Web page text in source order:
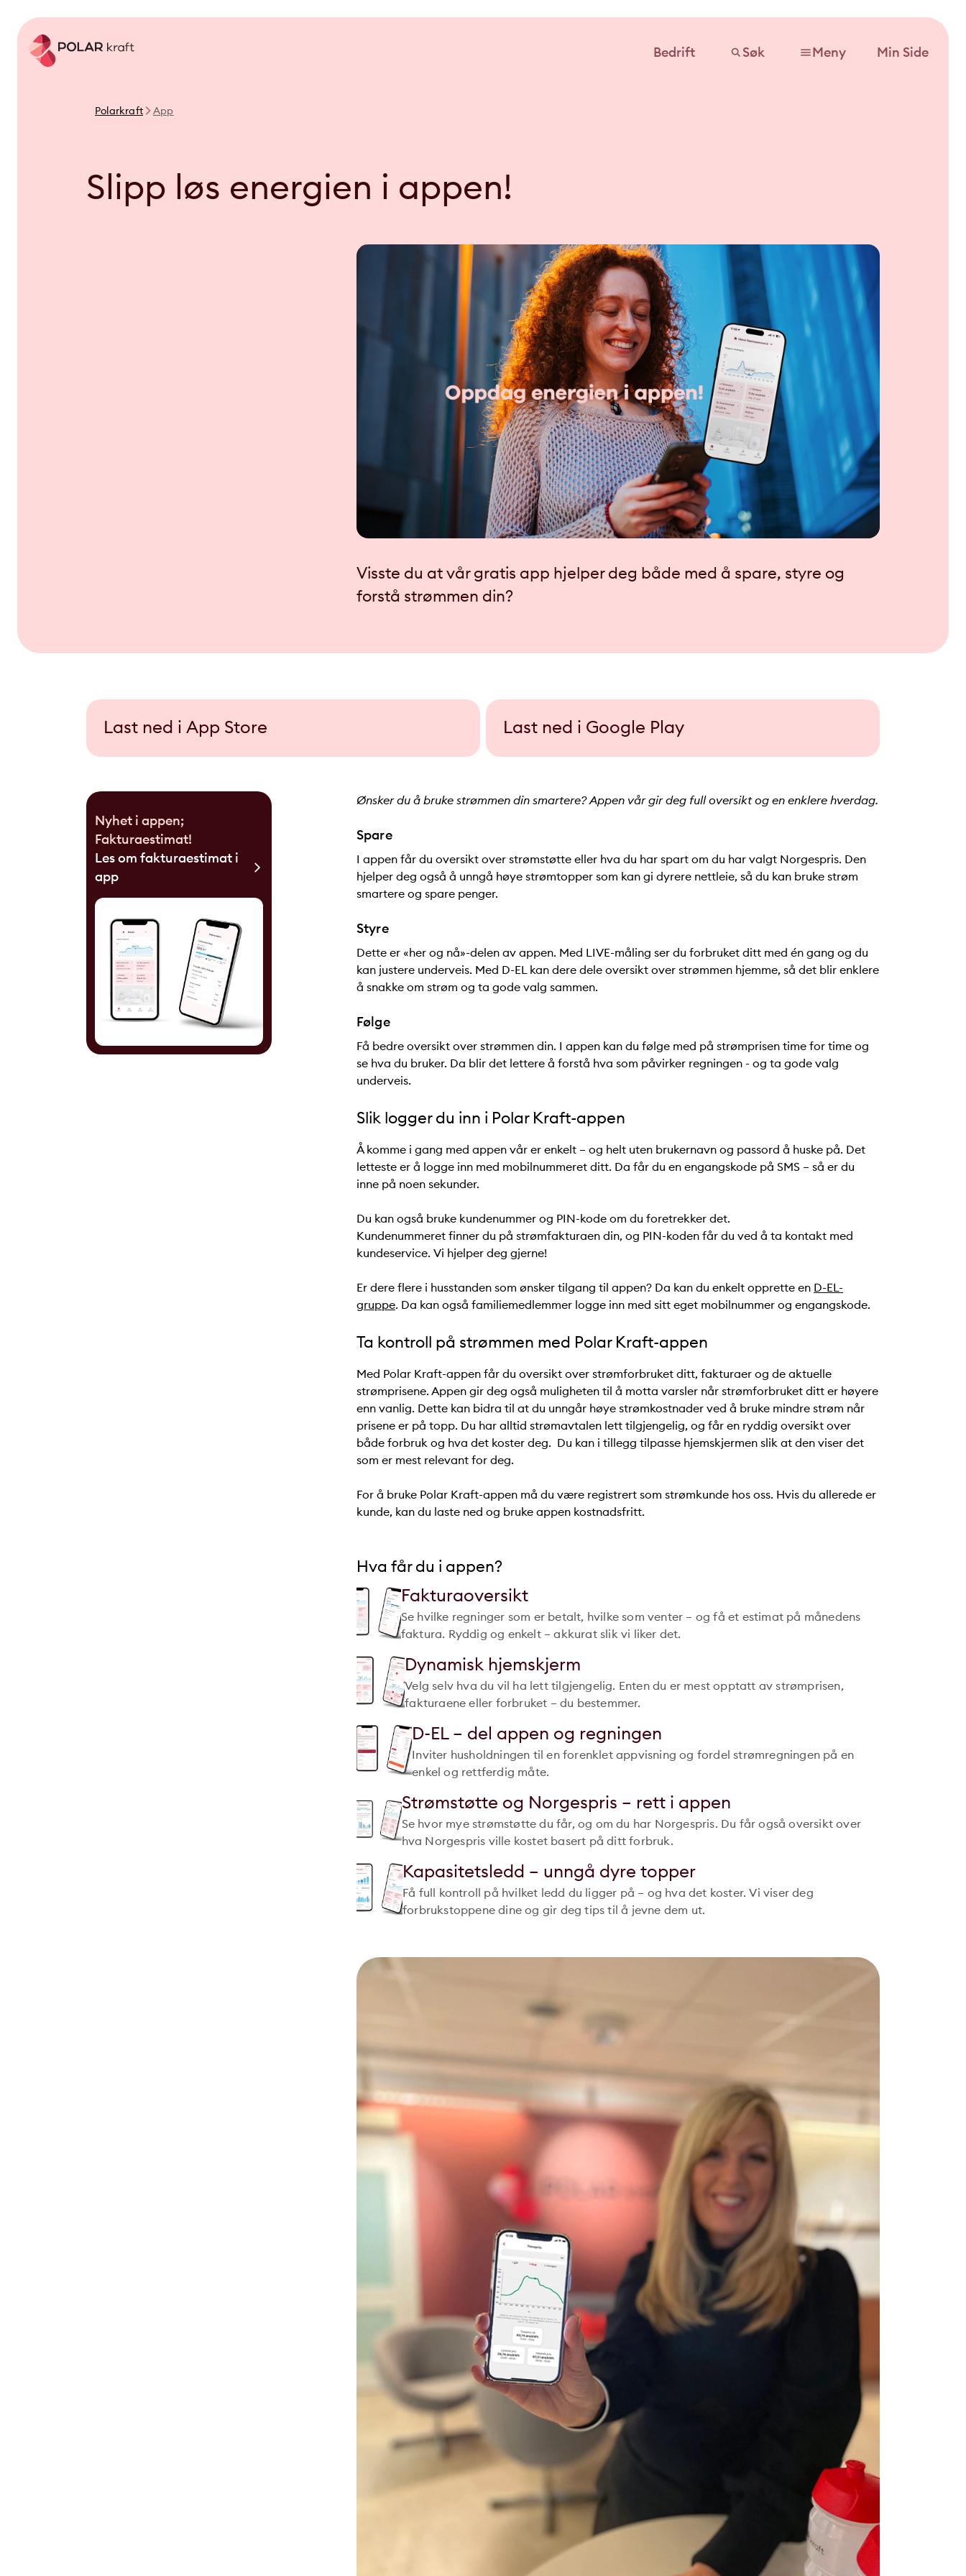
Bedrift Søk Meny Min Side
Polarkraft App
Slipp løs energien i appen!
Visste du at vår gratis app hjelper deg både med å spare, styre og
forstå strømmen din?
Last ned i App Store Last ned i Google Play
Nyhet i appen;
Fakturaestimat!
Les om fakturaestimat i
app
Ønsker du å bruke strømmen din smartere? Appen vår gir deg full oversikt og en enklere hverdag.
Spare
I appen får du oversikt over strømstøtte eller hva du har spart om du har valgt Norgespris. Den
hjelper deg også å unngå høye strømtopper som kan gi dyrere nettleie, så du kan bruke strøm
smartere og spare penger.
Styre
Dette er «her og nå»-delen av appen. Med LIVE-måling ser du forbruket ditt med én gang og du
kan justere underveis. Med D-EL kan dere dele oversikt over strømmen hjemme, så det blir enklere
å snakke om strøm og ta gode valg sammen.
Følge
Få bedre oversikt over strømmen din. I appen kan du følge med på strømprisen time for time og
se hva du bruker. Da blir det lettere å forstå hva som påvirker regningen - og ta gode valg
underveis.
Slik logger du inn i Polar Kraft-appen
Å komme i gang med appen vår er enkelt – og helt uten brukernavn og passord å huske på. Det
letteste er å logge inn med mobilnummeret ditt. Da får du en engangskode på SMS – så er du
inne på noen sekunder.
Du kan også bruke kundenummer og PIN-kode om du foretrekker det.
Kundenummeret finner du på strømfakturaen din, og PIN-koden får du ved å ta kontakt med
kundeservice. Vi hjelper deg gjerne!
Er dere flere i husstanden som ønsker tilgang til appen? Da kan du enkelt opprette en D-EL-
gruppe. Da kan også familiemedlemmer logge inn med sitt eget mobilnummer og engangskode.
Ta kontroll på strømmen med Polar Kraft-appen
Med Polar Kraft-appen får du oversikt over strømforbruket ditt, fakturaer og de aktuelle
strømprisene. Appen gir deg også muligheten til å motta varsler når strømforbruket ditt er høyere
enn vanlig. Dette kan bidra til at du unngår høye strømkostnader ved å bruke mindre strøm når
prisene er på topp. Du har alltid strømavtalen lett tilgjengelig, og får en ryddig oversikt over
både forbruk og hva det koster deg. Du kan i tillegg tilpasse hjemskjermen slik at den viser det
som er mest relevant for deg.
For å bruke Polar Kraft-appen må du være registrert som strømkunde hos oss. Hvis du allerede er
kunde, kan du laste ned og bruke appen kostnadsfritt.
Hva får du i appen?
Fakturaoversikt
Se hvilke regninger som er betalt, hvilke som venter – og få et estimat på månedens
faktura. Ryddig og enkelt – akkurat slik vi liker det.
Dynamisk hjemskjerm
Velg selv hva du vil ha lett tilgjengelig. Enten du er mest opptatt av strømprisen,
fakturaene eller forbruket – du bestemmer.
D-EL – del appen og regningen
Inviter husholdningen til en forenklet appvisning og fordel strømregningen på en
enkel og rettferdig måte.
Strømstøtte og Norgespris – rett i appen
Se hvor mye strømstøtte du får, og om du har Norgespris. Du får også oversikt over
hva Norgespris ville kostet basert på ditt forbruk.
Kapasitetsledd – unngå dyre topper
Få full kontroll på hvilket ledd du ligger på – og hva det koster. Vi viser deg
forbrukstoppene dine og gir deg tips til å jevne dem ut.